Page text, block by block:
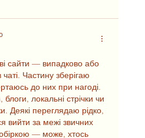
сайти — випадково або
Частину зберігаю
до них при нагоді.
локальні стрічки чи
Деякі переглядаю рідко,
вийти за межі звичних
— може, хтось